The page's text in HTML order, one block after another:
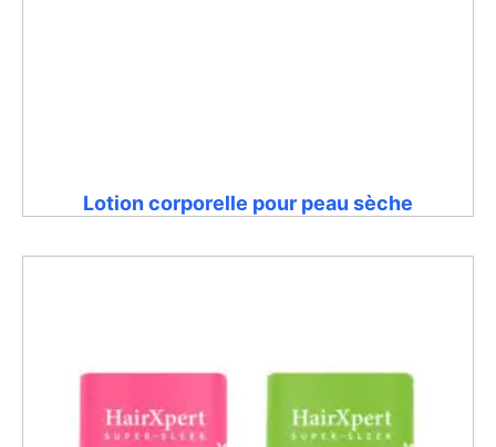
Lotion corporelle pour peau sèche